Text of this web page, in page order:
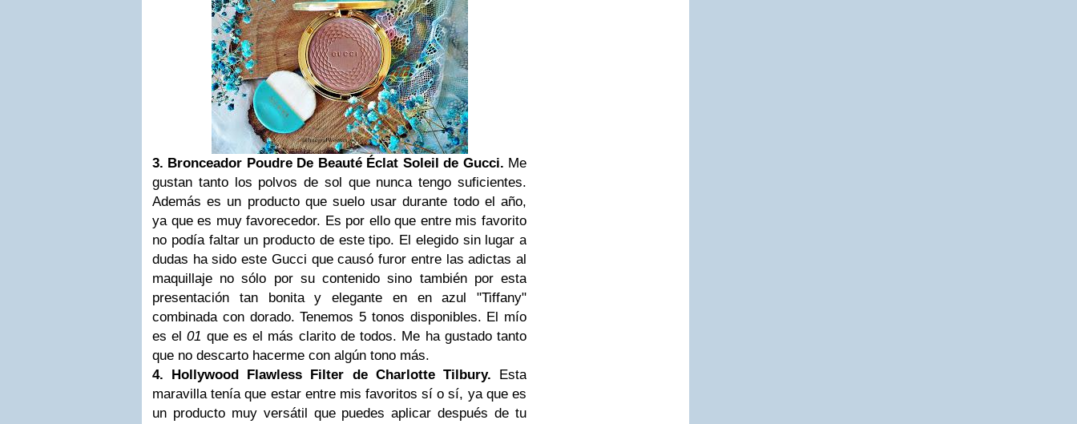
3. Bronceador Poudre De Beauté Éclat Soleil de Gucci. Me
gustan tanto los polvos de sol que nunca tengo suficientes.
Además es un producto que suelo usar durante todo el año,
ya que es muy favorecedor. Es por ello que entre mis favorito
no podía faltar un producto de este tipo. El elegido sin lugar a
dudas ha sido este Gucci que causó furor entre las adictas al
maquillaje no sólo por su contenido sino también por esta
presentación tan bonita y elegante en en azul "Tiffany"
combinada con dorado. Tenemos 5 tonos disponibles. El mío
es el01 que es el más clarito de todos. Me ha gustado tanto
que no descarto hacerme con algún tono más.
4. Hollywood Flawless Filter de Charlotte Tilbury. Esta
maravilla tenía que estar entre mis favoritos sí o sí, ya que es
un producto muy versátil que puedes aplicar después de tu